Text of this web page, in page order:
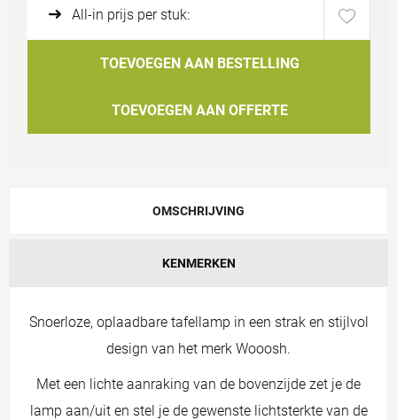
All-in prijs per stuk:
TOEVOEGEN AAN BESTELLING
TOEVOEGEN AAN OFFERTE
OMSCHRIJVING
KENMERKEN
Snoerloze, oplaadbare tafellamp in een strak en stijlvol
design van het merk Wooosh.
Met een lichte aanraking van de bovenzijde zet je de
lamp aan/uit en stel je de gewenste lichtsterkte van de